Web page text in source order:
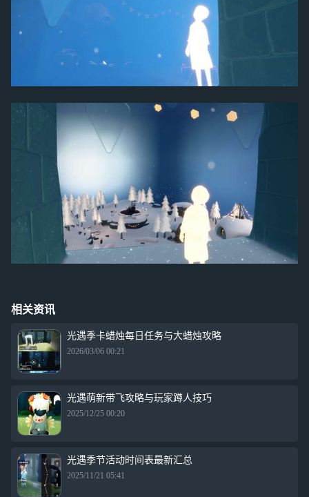
相关资讯
光遇季卡蜡烛每日任务与大蜡烛攻略
2026/03/06 00:21
光遇萌新带飞攻略与玩家蹲人技巧
2025/12/25 00:20
光遇季节活动时间表最新汇总
2025/11/21 05:41